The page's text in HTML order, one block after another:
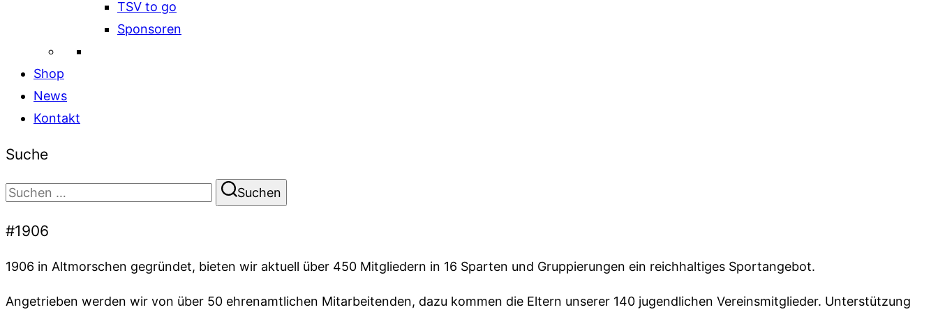
TSV to go
Sponsoren
Shop
News
Kontakt
Suche
Suchen
Suchen
#1906
1906 in Altmorschen gegründet, bieten wir aktuell über 450 Mitgliedern in 16 Sparten und Gruppierungen ein reichhaltiges Sportangebot.
Angetrieben werden wir von über 50 ehrenamtlichen Mitarbeitenden, dazu kommen die Eltern unserer 140 jugendlichen Vereinsmitglieder. Unterstützung